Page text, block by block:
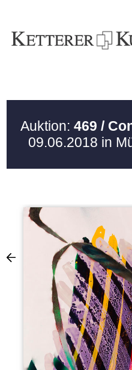
Auktion: 469 /
09.06.2018 in